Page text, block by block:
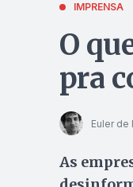
IMPRENSA
O
pra
Euler de
As